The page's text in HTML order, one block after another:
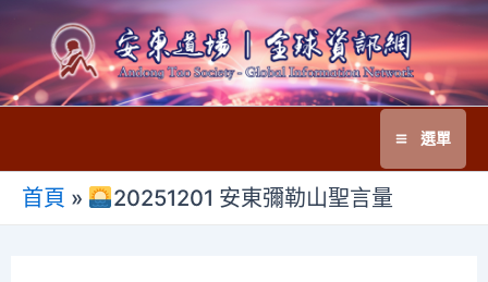
至
主
Main
選單
首頁 » 20251201 安東彌勒山聖言量